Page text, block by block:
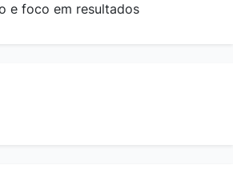
e foco em resultados